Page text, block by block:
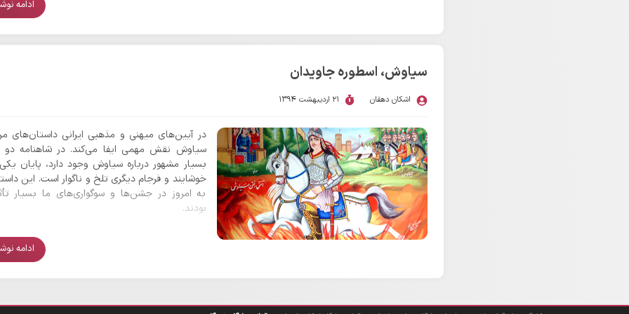
بخش‌هایی که پس از اسلام پایگاه بزرگی برای
جشن سوری در آن مناطق وجود دارد. شواهدی از
ادامه
سیاوش، اسطوره جاویدان
اشکان دهقان 21 اردیبهشت 1394
در آیین‌های میهنی و مذهبی ایرانی داستان‌های
سیاوش نقش مهمی ایفا می‌کند. در شاهنامه دو
بسیار مشهور درباره سیاوش وجود دارد، پایان یکی
خوشایند و فرجام دیگری تلخ و ناگوار است. این
به امروز در جشن‌ها و سوگواری‌های ما بسیار
بودند.
ادامه